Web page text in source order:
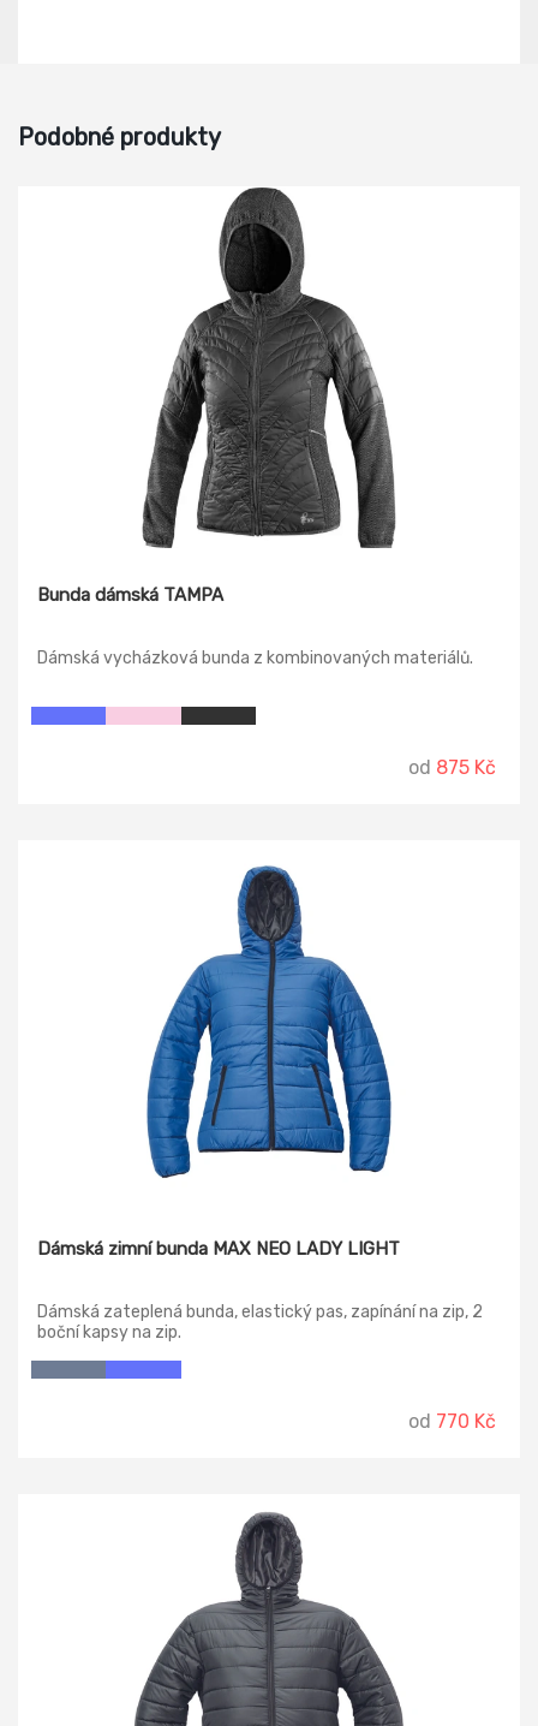
Podobné produkty
Bunda dámská TAMPA
Dámská vycházková bunda z kombinovaných materiálů.
od 875 Kč
Dámská zimní bunda MAX NEO LADY LIGHT
Dámská zateplená bunda, elastický pas, zapínání na zip, 2
boční kapsy na zip.
od 770 Kč